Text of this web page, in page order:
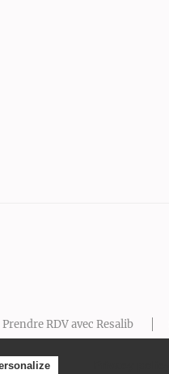
Prendre RDV avec Resalib